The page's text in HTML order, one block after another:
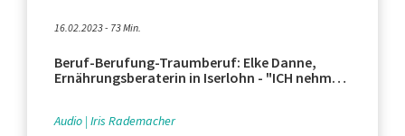
16.02.2023 - 73 Min.
Beruf-Berufung-Traumberuf: Elke Danne,
Ernährungsberaterin in Iserlohn - "ICH nehme
Audio Iris Rademacher